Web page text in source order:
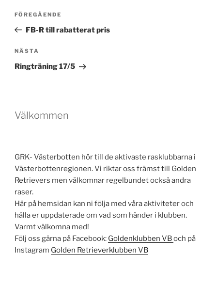
Inläggsnavigering
Föregående
inlägg
FÖREGÅENDE
FB-R till rabatterat pris
Nästa
inlägg
NÄSTA
Ringträning 17/5
Välkommen
GRK- Västerbotten hör till de aktivaste rasklubbarna i
Västerbottenregionen. Vi riktar oss främst till Golden
Retrievers men välkomnar regelbundet också andra
raser.
Här på hemsidan kan ni följa med våra aktiviteter och
hålla er uppdaterade om vad som händer i klubben.
Varmt välkomna med!
Följ oss gärna på Facebook: Goldenklubben VBoch på
Instagram Golden Retrieverklubben VB